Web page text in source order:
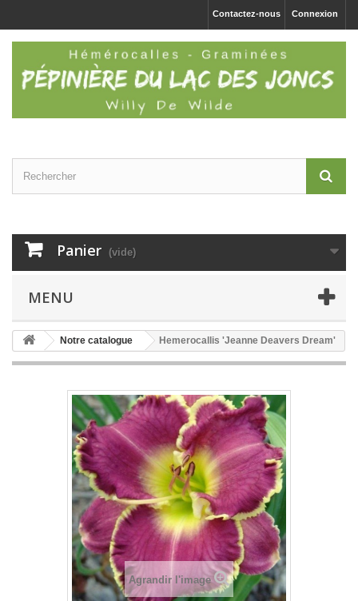
Connexion
Contactez-nous
Panier (vide)
MENU
Notre catalogue Hemerocallis 'Jeanne Deavers Dream'
Agrandir l'image